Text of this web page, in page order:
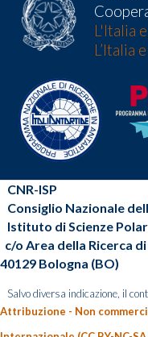
L'Italia
L’Italia
CNR-ISP
Consiglio Nazionale
Istituto di Scienze
c/o Area della Ricerca
40129 Bologna (BO)
Salvo diversa indicazione, il
Attribuzione - Non